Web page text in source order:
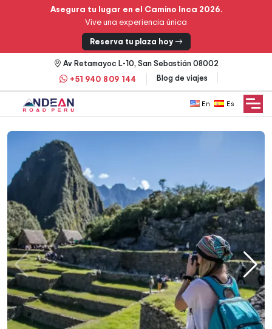
Asegura tu lugar en el Camino Inca 2026.
Vive una experiencia única
Reserva tu plaza hoy
Av Retamayoc L-10, San Sebastián 08002
+51 940 809 144
Blog de viajes
English Español